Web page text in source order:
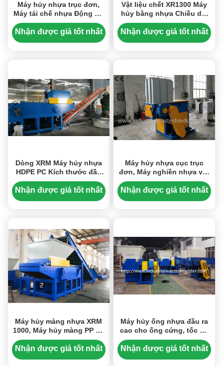
Máy hủy nhựa trục đơn,
Máy tái chế nhựa Động cơ
lớn
Nhận được giá tốt nhất
Vật liệu chết XR1300 Máy
hủy bằng nhựa Chiều dài
máy hủy tài liệu 1350mm
Động cơ 75KW
Nhận được giá tốt nhất
Dòng XRM Máy hủy nhựa
HDPE PC Kích thước đầu
ra tối thiểu Cao 20 Mm
Hiệu quả
Nhận được giá tốt nhất
Máy hủy nhựa cục trục
đơn, Máy nghiền nhựa với
hệ thống điều khiển PLC
Nhận được giá tốt nhất
Máy hủy màng nhựa XRM
1000, Máy hủy màng PP PE
HDPE, Động cơ 55KW, Kích
thước buồng hủy 1000 *
Nhận được giá tốt nhất
Máy hủy ống nhựa đầu ra
cao cho ống cứng, tốc độ
trục chính là 45-100 vòng /
phút
Nhận được giá tốt nhất